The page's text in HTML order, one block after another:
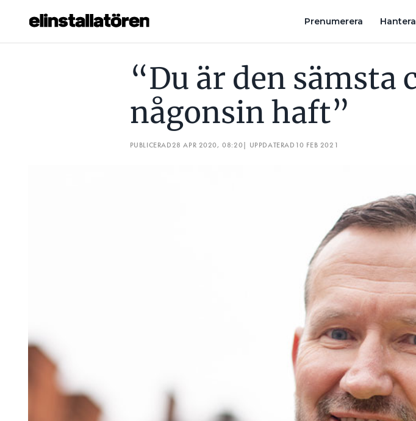
Prenumerera
Hantera prenumeration
“Du är den sämsta
någonsin haft”
PUBLICERAD28 APR 2020, 08:20| UPPDATERAD 10 FEB 2021
“DU ÄR DEN SÄMSTA CHEF JAG NÅGONSIN HAFT” HUR VÄCKER MAN INTRESSET FÖR